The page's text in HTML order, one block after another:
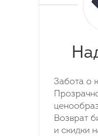
Забота о
Возврат
и скидки